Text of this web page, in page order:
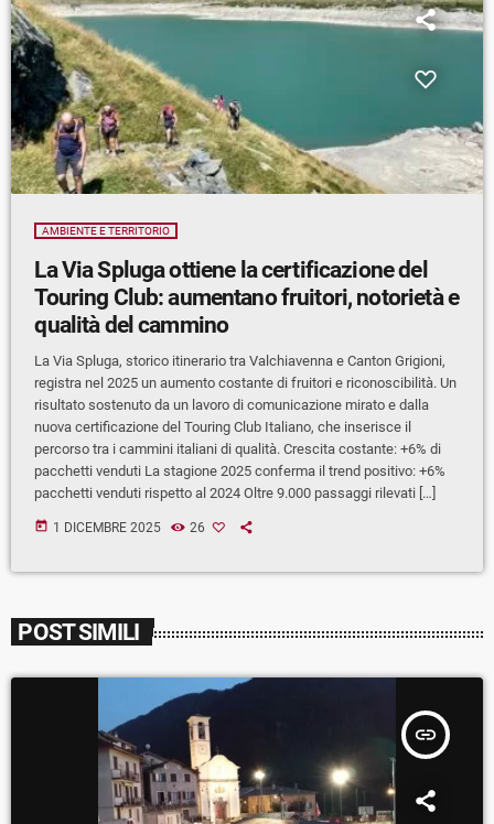
AMBIENTE E TERRITORIO
La Via Spluga ottiene la certificazione del
Touring Club: aumentano fruitori, notorietà e
qualità del cammino
La Via Spluga, storico itinerario tra Valchiavenna e Canton Grigioni,
registra nel 2025 un aumento costante di fruitori e riconoscibilità. Un
risultato sostenuto da un lavoro di comunicazione mirato e dalla
nuova certificazione del Touring Club Italiano, che inserisce il
percorso tra i cammini italiani di qualità. Crescita costante: +6% di
pacchetti venduti La stagione 2025 conferma il trend positivo: +6%
pacchetti venduti rispetto al 2024 Oltre 9.000 passaggi rilevati […]
today 1 DICEMBRE 2025 26
POST SIMILI
insert_link